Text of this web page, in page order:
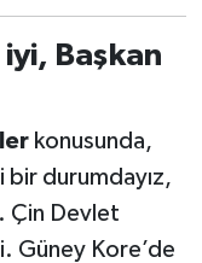
iyi, Başkan
konusunda,
bir durumdayız,
Çin Devlet
Güney Kore’de